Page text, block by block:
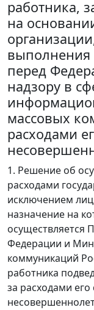
работника,
на
выполнения
перед
надзору в
массовых
расходами
1. Решение об
расходами
исключением
назначение на
осуществляется
Федерации и
коммуникаций
работника
за расходами его